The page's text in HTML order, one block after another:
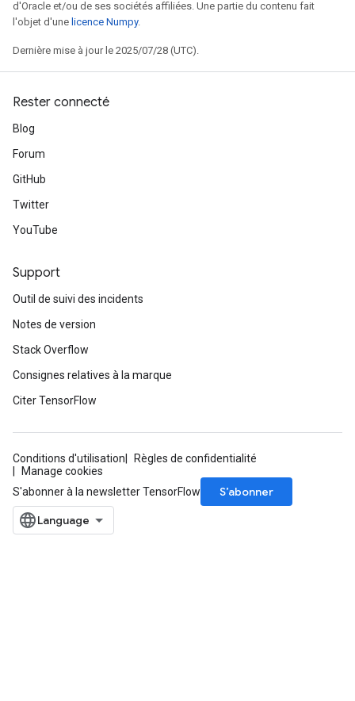
d'Oracle et/ou de ses sociétés affiliées. Une partie du contenu fait
l'objet d'une licence Numpy.
Dernière mise à jour le 2025/07/28 (UTC).
Rester connecté
Blog
Forum
GitHub
Twitter
YouTube
Support
Outil de suivi des incidents
Notes de version
Stack Overflow
Consignes relatives à la marque
Citer TensorFlow
Conditions d'utilisation
Règles de confidentialité
Manage cookies
S'abonner à la newsletter TensorFlow
S’abonner